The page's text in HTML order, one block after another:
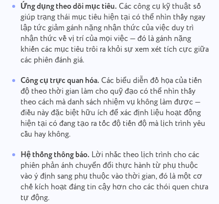
Ứng dụng theo dõi mục tiêu. Các công cụ kỹ thuật số
giúp trạng thái mục tiêu hiện tại có thể nhìn thấy ngay
lập tức giảm gánh nặng nhận thức của việc duy trì
nhận thức về vị trí của mọi việc — đó là gánh nặng
khiến các mục tiêu trôi ra khỏi sự xem xét tích cực giữa
các phiên đánh giá.
Công cụ trực quan hóa. Các biểu diễn đồ họa của tiến
độ theo thời gian làm cho quỹ đạo có thể nhìn thấy
theo cách mà danh sách nhiệm vụ không làm được —
điều này đặc biệt hữu ích để xác định liệu hoạt động
hiện tại có đang tạo ra tốc độ tiến độ mà lịch trình yêu
cầu hay không.
Hệ thống thông báo. Lời nhắc theo lịch trình cho các
phiên phản ánh chuyển đổi thực hành từ phụ thuộc
vào ý định sang phụ thuộc vào thời gian, đó là một cơ
chế kích hoạt đáng tin cậy hơn cho các thói quen chưa
tự động.